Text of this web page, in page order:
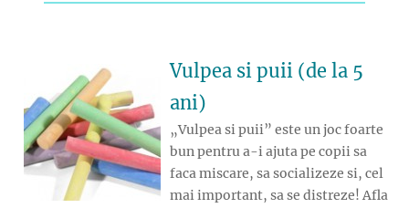
Vulpea si puii (de la 5
ani)
„Vulpea si puii” este un joc foarte
bun pentru a-i ajuta pe copii sa
faca miscare, sa socializeze si, cel
mai important, sa se distreze! Afla